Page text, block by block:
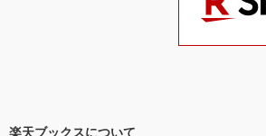
楽天ブックスについて